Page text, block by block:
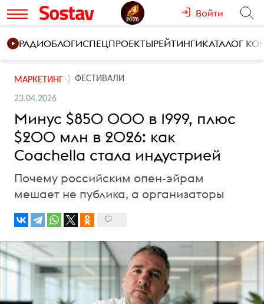
Войти
РАДИОБЛОГИСПЕЦПРОЕКТЫРЕЙТИНГИКАТАЛОГ
МАРКЕТИНГ ФЕСТИВАЛИ
23.04.2026
Минус $850 000 в 1999, плюс
$200 млн в 2026: как
Coachella стала индустрией
Почему российским опен-эйрам
мешает не публика, а организаторы